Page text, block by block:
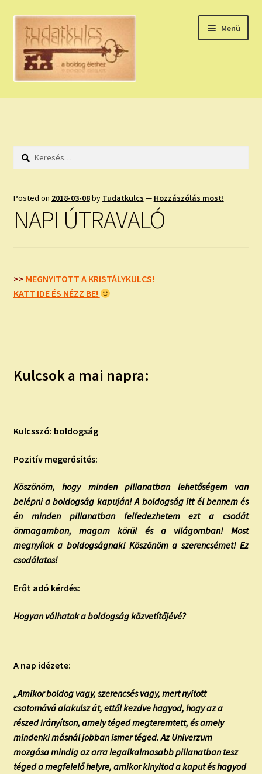
Ugrás
navigációhoz
Kilépés
tartalomba
Menü
HÚZZ EGY KÁRTYÁT!
HOLDNAPTÁR
NAPI ASZTROLÓGIA
ISMERJ MEG!
TAROT ELEMZÉS MEGRENDELÉSE LIMITÁLT!
Keresés:
Posted on 2018-03-08by Tudatkulcs — Hozzászólás most!
NAPI ÚTRAVALÓ
>> MEGNYITOTT A KRISTÁLYKULCS!
KATT IDE ÉS NÉZZ BE!
Kulcsok a mai napra:
Kulcsszó: boldogság
Pozitív megerősítés:
Köszönöm, hogy minden pillanatban lehetőségem van
belépni a boldogság kapuján! A boldogság itt él bennem és
én minden pillanatban felfedezhetem ezt a csodát
önmagamban, magam körül és a világomban! Most
megnyílok a boldogságnak! Köszönöm a szerencsémet! Ez
csodálatos!
Erőt adó kérdés:
Hogyan válhatok a boldogság közvetítőjévé?
A nap idézete:
„Amikor boldog vagy, szerencsés vagy, mert nyitott
csatornává alakulsz át, ettől kezdve hagyod, hogy az a
részed irányítson, amely téged megteremtett, és amely
mindenki másnál jobban ismer téged. Az Univerzum
mozgása mindig az arra legalkalmasabb pillanatban tesz
téged a megfelelő helyre, amikor kinyitod a kaput és hagyod